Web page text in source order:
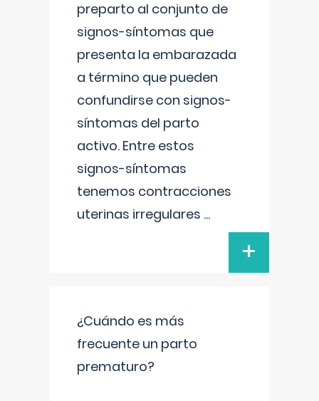
preparto al conjunto de
signos-síntomas que
presenta la embarazada
a término que pueden
confundirse con signos-
síntomas del parto
activo. Entre estos
signos-síntomas
tenemos contracciones
uterinas irregulares ...
+
¿Cuándo es más
frecuente un parto
prematuro?